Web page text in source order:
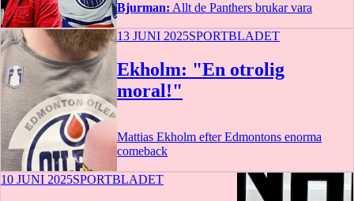
Bjurman: Allt de Panthers brukar vara
2:29
13 JUNI 2025SPORTBLADET
Ekholm: "En otrolig
moral!"
Mattias Ekholm efter Edmontons enorma
comeback
10 JUNI 2025SPORTBLADET